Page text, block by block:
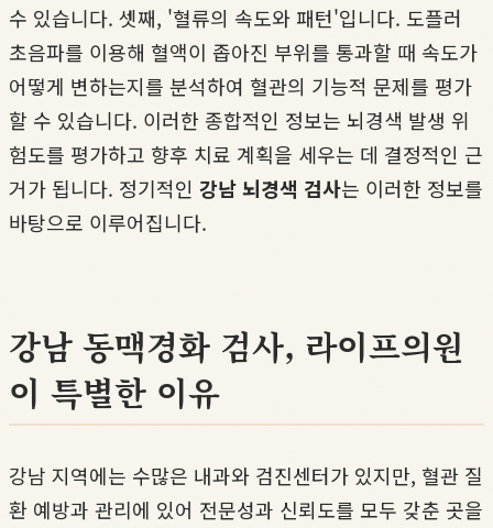
수 있습니다. 셋째, '혈류의 속도와 패턴'입니다. 도플러
초음파를 이용해 혈액이 좁아진 부위를 통과할 때 속도가
어떻게 변하는지를 분석하여 혈관의 기능적 문제를 평가
할 수 있습니다. 이러한 종합적인 정보는 뇌경색 발생 위
험도를 평가하고 향후 치료 계획을 세우는 데 결정적인 근
거가 됩니다. 정기적인 강남 뇌경색 검사는 이러한 정보를
바탕으로 이루어집니다.
강남 동맥경화 검사, 라이프의원
이 특별한 이유
강남 지역에는 수많은 내과와 검진센터가 있지만, 혈관 질
환 예방과 관리에 있어 전문성과 신뢰도를 모두 갖춘 곳을